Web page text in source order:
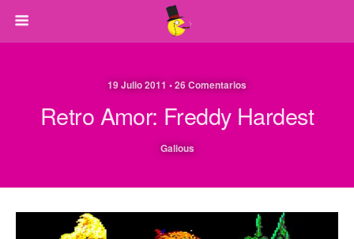
19 Julio 2011 • 26 Comentarios
Retro Amor: Freddy Hardest
Galious